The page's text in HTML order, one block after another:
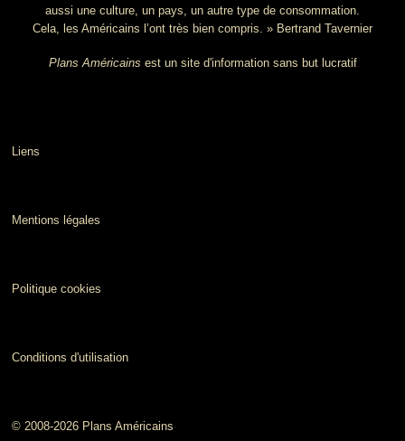
aussi une culture, un pays, un autre type de consommation.
Cela, les Américains l’ont très bien compris. » Bertrand Tavernier
Plans Américains est un site d'information sans but lucratif
Liens
Mentions légales
Politique cookies
Conditions d'utilisation
© 2008-2026 Plans Américains